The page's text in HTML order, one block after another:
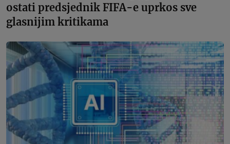
ostati predsjednik FIFA-e uprkos sve
glasnijim kritikama